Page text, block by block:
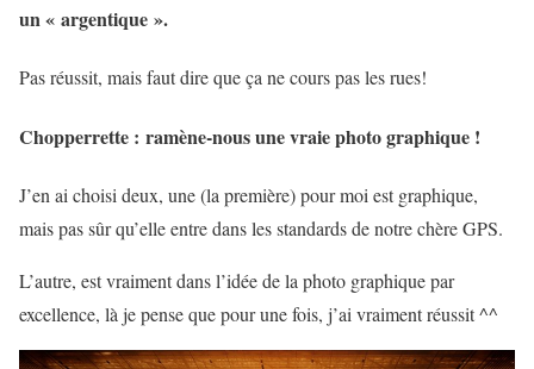
un « argentique ».
Pas réussit, mais faut dire que ça ne cours pas les rues!
Chopperrette : ramène-nous une vraie photo graphique !
J’en ai choisi deux, une (la première) pour moi est graphique,
mais pas sûr qu’elle entre dans les standards de notre chère GPS.
L’autre, est vraiment dans l’idée de la photo graphique par
excellence, là je pense que pour une fois, j’ai vraiment réussit ^^